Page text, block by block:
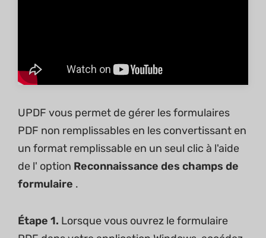
UPDF vous permet de gérer les formulaires
PDF non remplissables en les convertissant en
un format remplissable en un seul clic à l'aide
de l' option Reconnaissance des champs de
formulaire .
Étape 1. Lorsque vous ouvrez le formulaire